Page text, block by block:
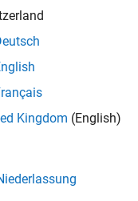
Kingdom (English)